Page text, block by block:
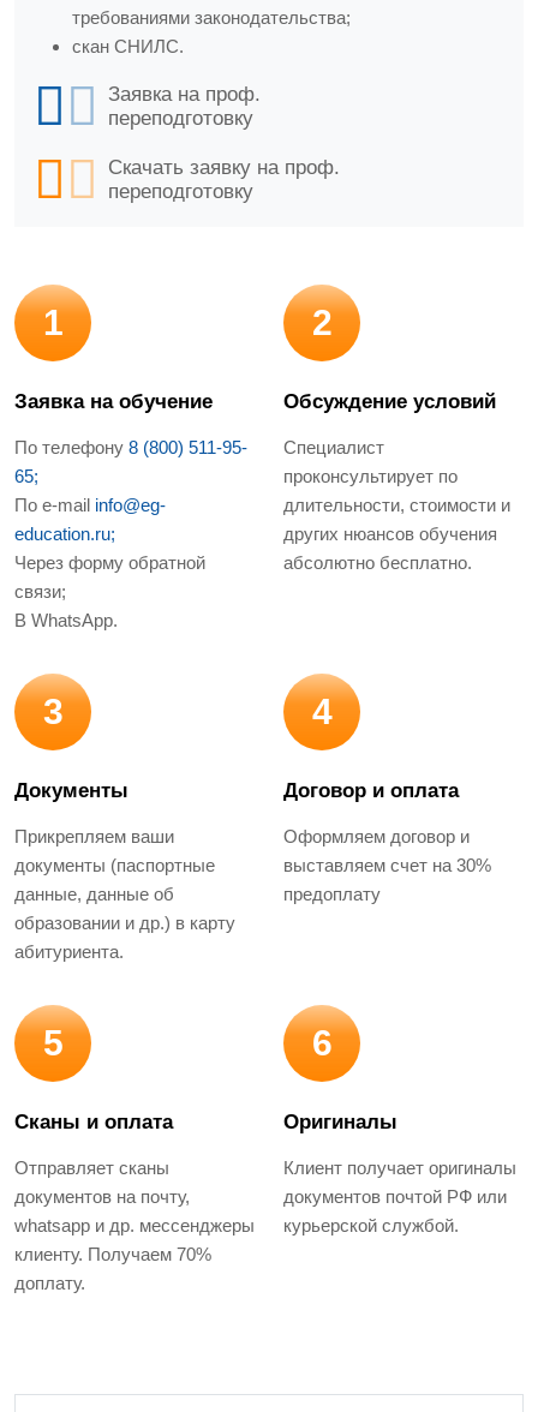
требованиями законодательства;
скан СНИЛС.
Заявка на проф.
переподготовку
Скачать заявку на проф.
переподготовку
1
Заявка на обучение
По телефону 8 (800) 511-95-
65;
По e-mail info@eg-
education.ru;
Через форму обратной
связи;
В WhatsApp.
2
Обсуждение условий
Специалист
проконсультирует по
длительности, стоимости и
других нюансов обучения
абсолютно бесплатно.
3
Документы
Прикрепляем ваши
документы (паспортные
данные, данные об
образовании и др.) в карту
абитуриента.
4
Договор и оплата
Оформляем договор и
выставляем счет на 30%
предоплату
5
Сканы и оплата
Отправляет сканы
документов на почту,
whatsapp и др. мессенджеры
клиенту. Получаем 70%
доплату.
6
Оригиналы
Клиент получает оригиналы
документов почтой РФ или
курьерской службой.